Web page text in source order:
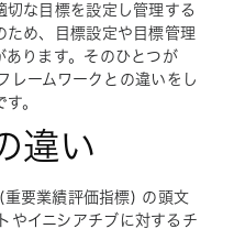
切な目標を設定し管理する
ため、目標設定や目標管理
あります。そのひとつが
レームワークとの違いをし
。
違い
要業績評価指標) の頭文
やイニシアチブに対するチ